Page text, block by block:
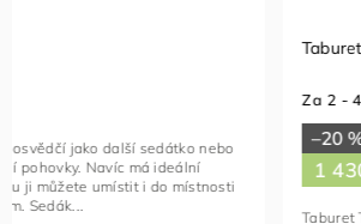
1 790 Kč
–20 %
1 430 Kč
Taburet Tom 42 × 42 cm je praktický a stylový